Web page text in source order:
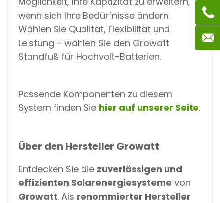
wenn sich Ihre Bedürfnisse ändern.
Wählen Sie Qualität, Flexibilität und
Leistung – wählen Sie den Growatt
Standfuß für Hochvolt-Batterien.
Passende Komponenten zu diesem
System finden Sie hier auf unserer Seite.
Über den Hersteller Growatt
Entdecken Sie die zuverlässigen und
effizienten Solarenergiesysteme von
Growatt. Als renommierter Hersteller